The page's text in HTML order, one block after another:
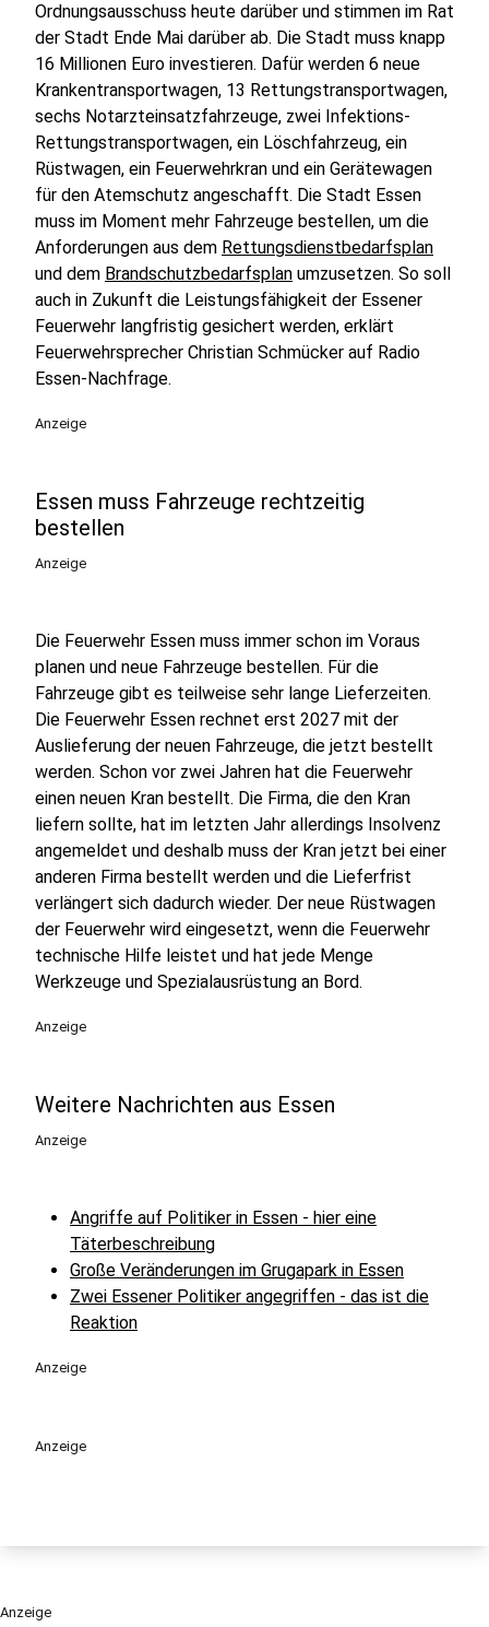
Ordnungsausschuss heute darüber und stimmen im Rat
der Stadt Ende Mai darüber ab. Die Stadt muss knapp
16 Millionen Euro investieren. Dafür werden 6 neue
Krankentransportwagen, 13 Rettungstransportwagen,
sechs Notarzteinsatzfahrzeuge, zwei Infektions-
Rettungstransportwagen, ein Löschfahrzeug, ein
Rüstwagen, ein Feuerwehrkran und ein Gerätewagen
für den Atemschutz angeschafft. Die Stadt Essen
muss im Moment mehr Fahrzeuge bestellen, um die
Anforderungen aus dem Rettungsdienstbedarfsplan
und dem Brandschutzbedarfsplan umzusetzen. So soll
auch in Zukunft die Leistungsfähigkeit der Essener
Feuerwehr langfristig gesichert werden, erklärt
Feuerwehrsprecher Christian Schmücker auf Radio
Essen-Nachfrage.
Anzeige
Essen muss Fahrzeuge rechtzeitig
bestellen
Anzeige
Die Feuerwehr Essen muss immer schon im Voraus
planen und neue Fahrzeuge bestellen. Für die
Fahrzeuge gibt es teilweise sehr lange Lieferzeiten.
Die Feuerwehr Essen rechnet erst 2027 mit der
Auslieferung der neuen Fahrzeuge, die jetzt bestellt
werden. Schon vor zwei Jahren hat die Feuerwehr
einen neuen Kran bestellt. Die Firma, die den Kran
liefern sollte, hat im letzten Jahr allerdings Insolvenz
angemeldet und deshalb muss der Kran jetzt bei einer
anderen Firma bestellt werden und die Lieferfrist
verlängert sich dadurch wieder. Der neue Rüstwagen
der Feuerwehr wird eingesetzt, wenn die Feuerwehr
technische Hilfe leistet und hat jede Menge
Werkzeuge und Spezialausrüstung an Bord.
Anzeige
Weitere Nachrichten aus Essen
Anzeige
Angriffe auf Politiker in Essen - hier eine
Täterbeschreibung
Große Veränderungen im Grugapark in Essen
Zwei Essener Politiker angegriffen - das ist die
Reaktion
Anzeige
Anzeige
Anzeige